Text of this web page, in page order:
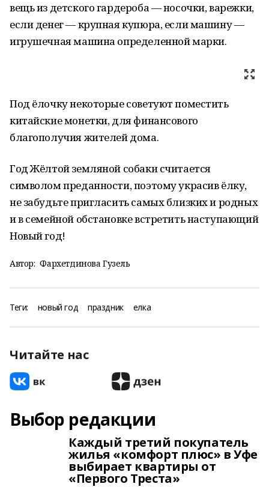
вещь из детского гардероба — носочки, варежки,
если денег — крупная купюра, если машину —
игрушечная машина определенной марки.
Под ёлочку некоторые советуют поместить
китайские монетки, для финансового
благополучия жителей дома.
Год Жёлтой земляной собаки считается
символом преданности, поэтому украсив ёлку,
не забудьте пригласить самых близких и родных
и в семейной обстановке встретить наступающий
Новый год!
Автор: Фархетдинова Гузель
Теги: новый год праздник елка
Читайте нас
Выбор редакции
Каждый третий покупатель
жилья «комфорт плюс» в Уфе
выбирает квартиры от
«Первого Треста»